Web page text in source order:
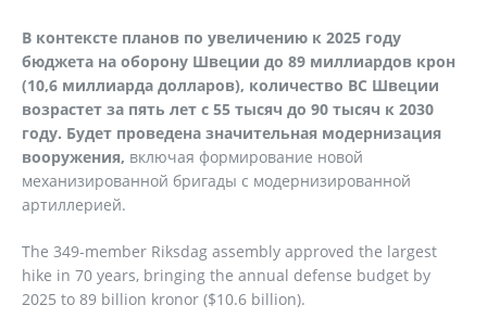
В контексте планов по увеличению к 2025 году
бюджета на оборону Швеции до 89 миллиардов крон
(10,6 миллиарда долларов), количество ВС Швеции
возрастет за пять лет с 55 тысяч до 90 тысяч к 2030
году. Будет проведена значительная модернизация
вооружения, включая формирование новой
механизированной бригады с модернизированной
артиллерией.
The 349-member Riksdag assembly approved the largest
hike in 70 years, bringing the annual defense budget by
2025 to 89 billion kronor ($10.6 billion).